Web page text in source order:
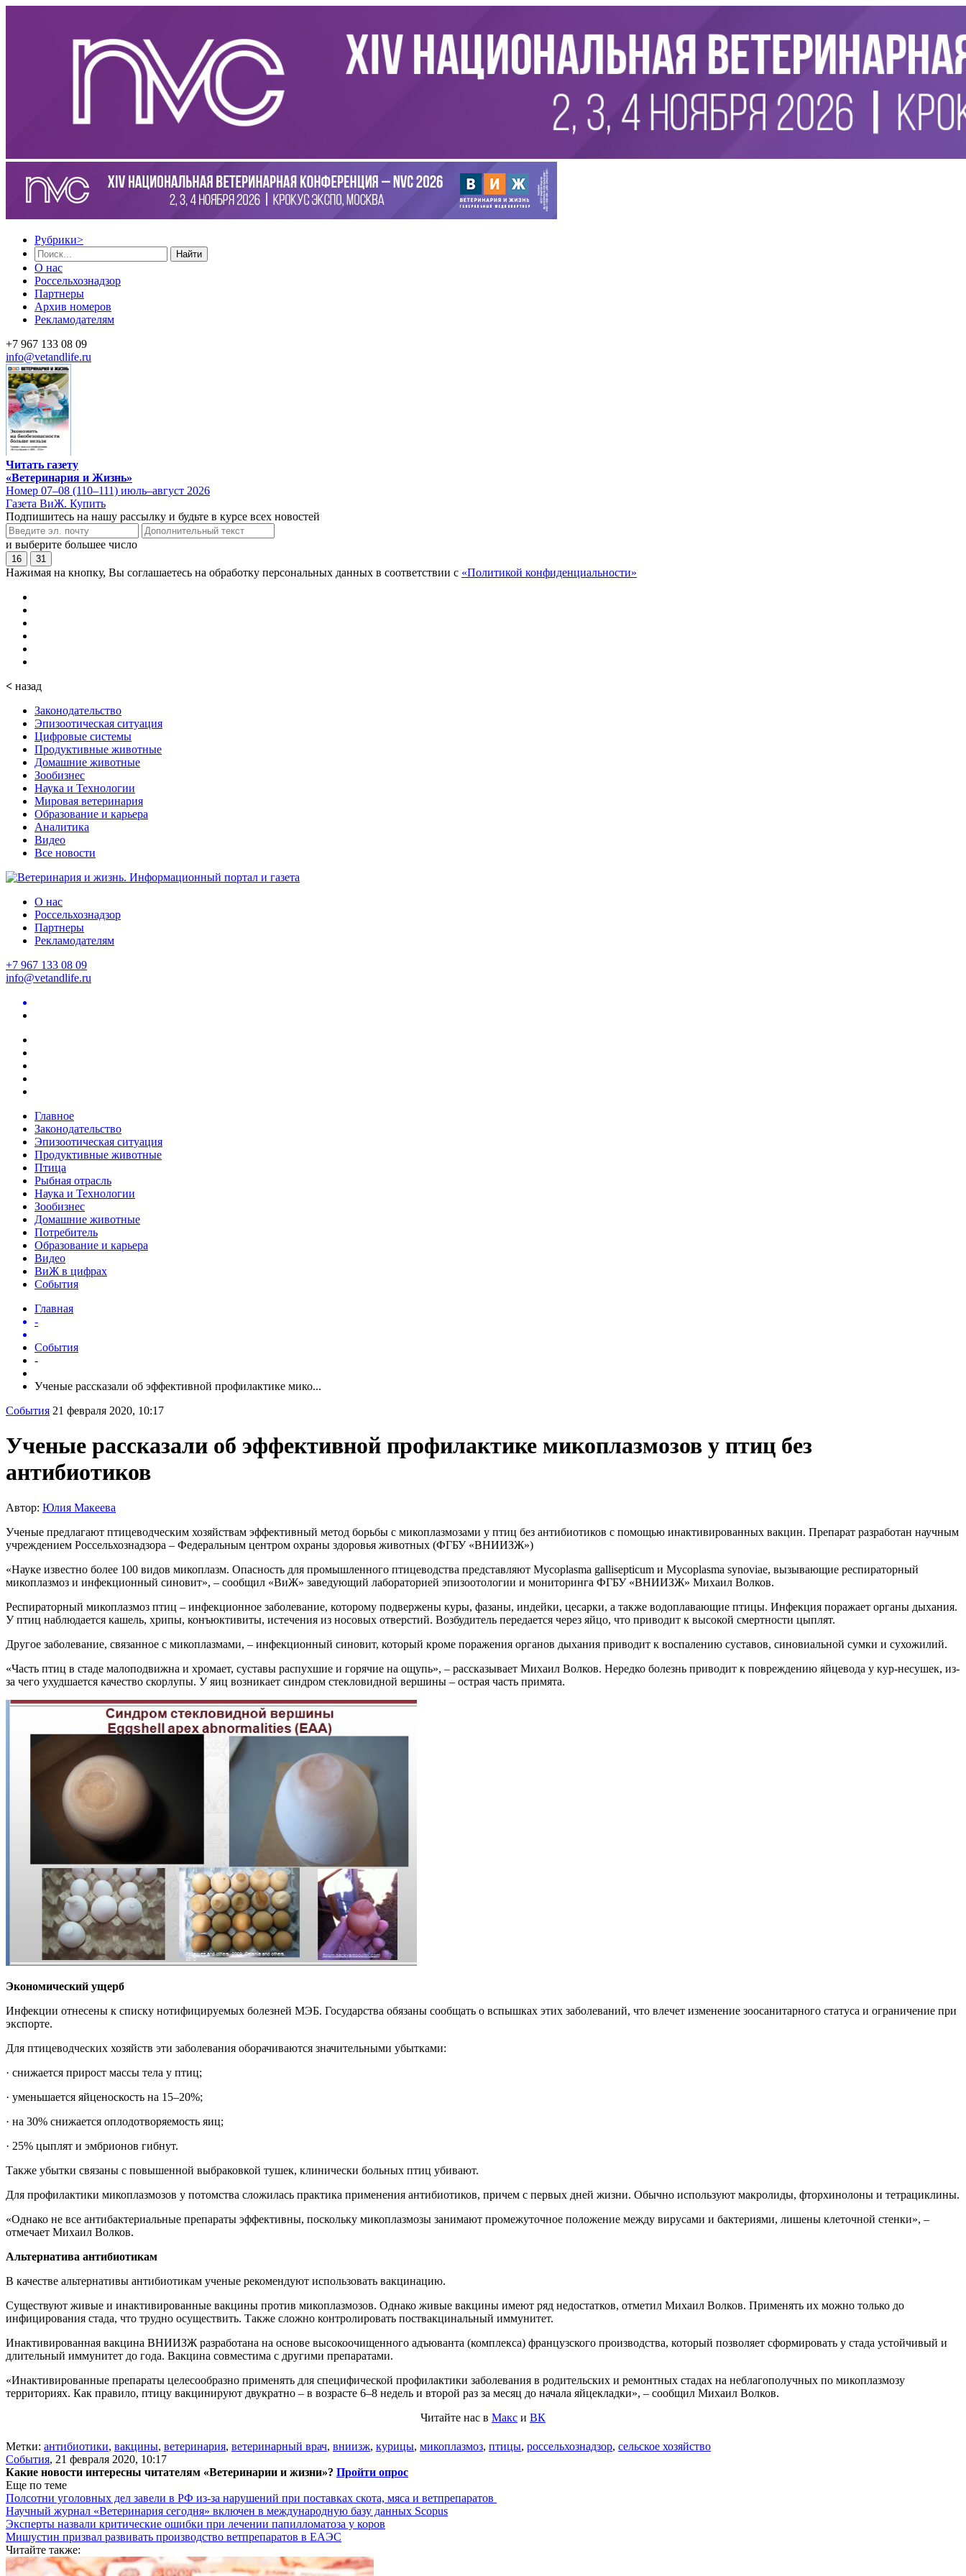
Рубрики>
Найти
О нас
Россельхознадзор
Партнеры
Архив номеров
Рекламодателям
+7 967 133 08 09
info@vetandlife.ru
Читать газету
«Ветеринария и Жизнь»
Номер 07–08 (110–111) июль–август 2026
Газета ВиЖ. Купить
Подпишитесь на нашу рассылку и будьте в курсе всех новостей
и выберите большее число
16 31
Нажимая на кнопку, Вы соглашаетесь на обработку персональных данных в соответствии с «Политикой конфиденциальности»
< назад
Законодательство
Эпизоотическая ситуация
Цифровые системы
Продуктивные животные
Домашние животные
Зообизнес
Наука и Технологии
Мировая ветеринария
Образование и карьера
Аналитика
Видео
Все новости
О нас
Россельхознадзор
Партнеры
Рекламодателям
+7 967 133 08 09
info@vetandlife.ru
Главное
Законодательство
Эпизоотическая ситуация
Продуктивные животные
Птица
Рыбная отрасль
Наука и Технологии
Зообизнес
Домашние животные
Потребитель
Образование и карьера
Видео
ВиЖ в цифрах
События
Главная
-
События
-
Ученые рассказали об эффективной профилактике мико...
События 21 февраля 2020, 10:17
Ученые рассказали об эффективной профилактике микоплазмозов у птиц без
антибиотиков
Автор: Юлия Макеева
Ученые предлагают птицеводческим хозяйствам эффективный метод борьбы с микоплазмозами у птиц без антибиотиков с помощью инактивированных вакцин. Препарат разработан научным
учреждением Россельхознадзора – Федеральным центром охраны здоровья животных (ФГБУ «ВНИИЗЖ»)
«Науке известно более 100 видов микоплазм. Опасность для промышленного птицеводства представляют Mycoplasma gallisepticum и Mycoplasma synoviae, вызывающие респираторный
микоплазмоз и инфекционный синовит», – сообщил «ВиЖ» заведующий лабораторией эпизоотологии и мониторинга ФГБУ «ВНИИЗЖ» Михаил Волков.
Респираторный микоплазмоз птиц – инфекционное заболевание, которому подвержены куры, фазаны, индейки, цесарки, а также водоплавающие птицы. Инфекция поражает органы дыхания.
У птиц наблюдается кашель, хрипы, конъюктивиты, истечения из носовых отверстий. Возбудитель передается через яйцо, что приводит к высокой смертности цыплят.
Другое заболевание, связанное с микоплазмами, – инфекционный синовит, который кроме поражения органов дыхания приводит к воспалению суставов, синовиальной сумки и сухожилий.
«Часть птиц в стаде малоподвижна и хромает, суставы распухшие и горячие на ощупь», – рассказывает Михаил Волков. Нередко болезнь приводит к повреждению яйцевода у кур-несушек, из-
за чего ухудшается качество скорлупы. У яиц возникает синдром стекловидной вершины – острая часть примята.
Экономический ущерб
Инфекции отнесены к списку нотифицируемых болезней МЭБ. Государства обязаны сообщать о вспышках этих заболеваний, что влечет изменение зоосанитарного статуса и ограничение при
экспорте.
Для птицеводческих хозяйств эти заболевания оборачиваются значительными убытками:
· снижается прирост массы тела у птиц;
· уменьшается яйценоскость на 15–20%;
· на 30% снижается оплодотворяемость яиц;
· 25% цыплят и эмбрионов гибнут.
Также убытки связаны с повышенной выбраковкой тушек, клинически больных птиц убивают.
Для профилактики микоплазмозов у потомства сложилась практика применения антибиотиков, причем с первых дней жизни. Обычно используют макролиды, фторхинолоны и тетрациклины.
«Однако не все антибактериальные препараты эффективны, поскольку микоплазмозы занимают промежуточное положение между вирусами и бактериями, лишены клеточной стенки», –
отмечает Михаил Волков.
Альтернатива антибиотикам
В качестве альтернативы антибиотикам ученые рекомендуют использовать вакцинацию.
Существуют живые и инактивированные вакцины против микоплазмозов. Однако живые вакцины имеют ряд недостатков, отметил Михаил Волков. Применять их можно только до
инфицирования стада, что трудно осуществить. Также сложно контролировать поствакцинальный иммунитет.
Инактивированная вакцина ВНИИЗЖ разработана на основе высокоочищенного адъюванта (комплекса) французского производства, который позволяет сформировать у стада устойчивый и
длительный иммунитет до года. Вакцина совместима с другими препаратами.
«Инактивированные препараты целесообразно применять для специфической профилактики заболевания в родительских и ремонтных стадах на неблагополучных по микоплазмозу
территориях. Как правило, птицу вакцинируют двукратно – в возрасте 6–8 недель и второй раз за месяц до начала яйцекладки», – сообщил Михаил Волков.
Читайте нас в Макс и ВК
Метки: антибиотики, вакцины, ветеринария, ветеринарный врач, вниизж, курицы, микоплазмоз, птицы, россельхознадзор, сельское хозяйство
События, 21 февраля 2020, 10:17
Какие новости интересны читателям «Ветеринарии и жизни»? Пройти опрос
Еще по теме
Полсотни уголовных дел завели в РФ из-за нарушений при поставках скота, мяса и ветпрепаратов
Научный журнал «Ветеринария сегодня» включен в международную базу данных Scopus
Эксперты назвали критические ошибки при лечении папилломатоза у коров
Мишустин призвал развивать производство ветпрепаратов в ЕАЭС
Читайте также: